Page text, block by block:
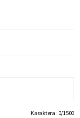
Karaktera: 0/1500